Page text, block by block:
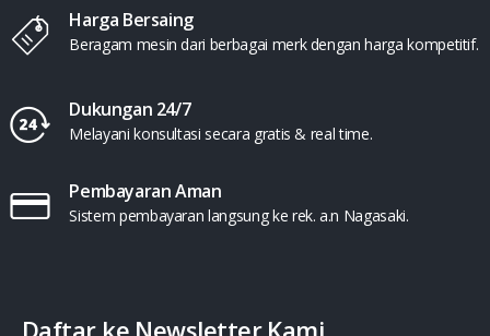
Harga Bersaing
Beragam mesin dari berbagai merk dengan harga kompetitif.
Dukungan 24/7
Melayani konsultasi secara gratis & real time.
Pembayaran Aman
Sistem pembayaran langsung ke rek. a.n Nagasaki.